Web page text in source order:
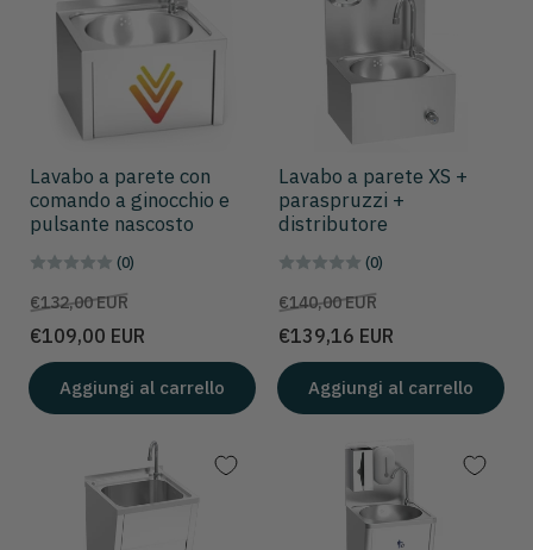
Lavabo a parete con
comando a ginocchio e
pulsante nascosto
(0)
Prezzo
€132,00 EUR
scontato
€109,00 EUR
Aggiungi al carrello
Lavabo a parete XS +
paraspruzzi +
distributore
(0)
Prezzo
€140,00 EUR
scontato
€139,16 EUR
Aggiungi al carrello